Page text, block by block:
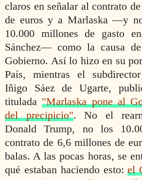
claros en señalar al contrato
de euros y a Marlaska —y
10.000 millones de gasto
Sánchez— como la causa
Gobierno. Así lo hizo en su
País, mientras el
Iñigo Sáez de Ugarte,
titulada"Marlaska pone al
del precipicio". No el
Donald Trump, no los
contrato de 6,6 millones de
balas. A las pocas horas, se
qué estaban haciendo esto:el